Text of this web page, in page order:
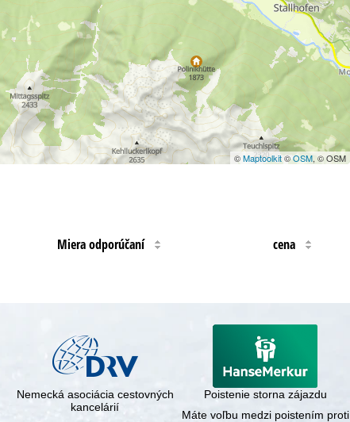
©Maptoolkit©OSM, © OSM
Miera odporúčaní cena
Nemecká asociácia cestovných
kancelárií
Poistenie storna zájazdu
Máte voľbu medzi poistením proti